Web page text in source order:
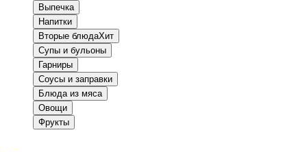
Выпечка
Напитки
Вторые блюдаХит
Супы и бульоны
Гарниры
Соусы и заправки
Блюда из мяса
Овощи
Фрукты